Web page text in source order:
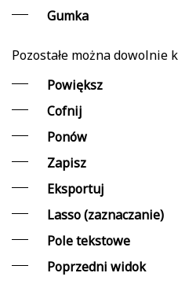
Gumka
Pozostałe można dowolnie
Powiększ
Cofnij
Ponów
Zapisz
Eksportuj
Lasso (zaznaczanie)
Pole tekstowe
Poprzedni widok